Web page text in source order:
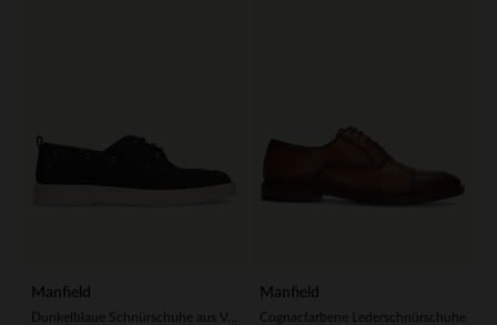
Manfield Manfield
Cognacfarbene Lederschnürschuhe